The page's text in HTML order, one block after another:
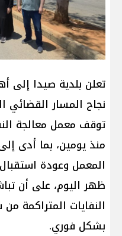
تعلن بلدية صيدا إلى
نجاح المسار القضائي
توقف معمل معالجة
منذ يومين، بما أدى
المعمل وعودة استقبال
النفايات المتراكمة من
بشكل فوري.